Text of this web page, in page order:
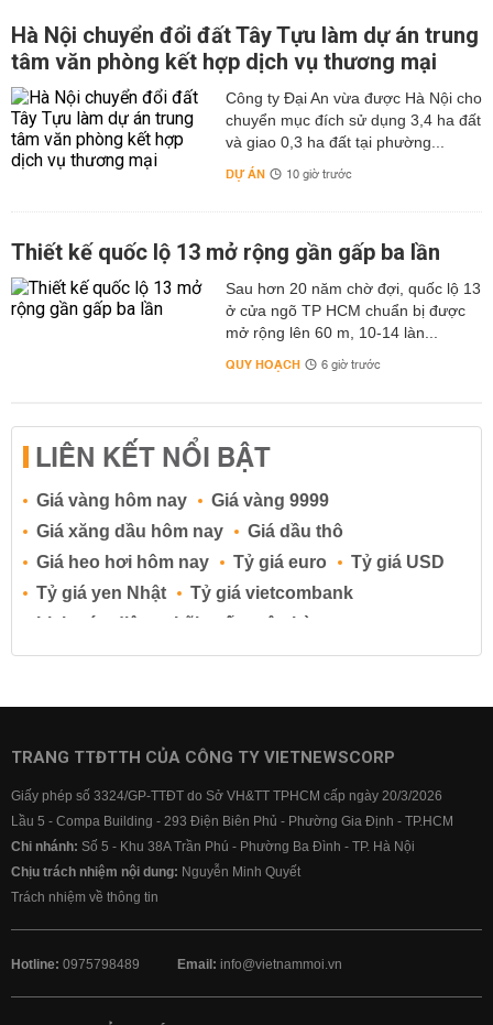
Hà Nội chuyển đổi đất Tây Tựu làm dự án trung
tâm văn phòng kết hợp dịch vụ thương mại
Công ty Đại An vừa được Hà Nội cho
chuyển mục đích sử dụng 3,4 ha đất
và giao 0,3 ha đất tại phường...
DỰ ÁN 10 giờ trước
Thiết kế quốc lộ 13 mở rộng gần gấp ba lần
Sau hơn 20 năm chờ đợi, quốc lộ 13
ở cửa ngõ TP HCM chuẩn bị được
mở rộng lên 60 m, 10-14 làn...
QUY HOẠCH 6 giờ trước
LIÊN KẾT NỔI BẬT
Giá vàng hôm nay
Giá vàng 9999
Giá xăng dầu hôm nay
Giá dầu thô
Giá heo hơi hôm nay
Tỷ giá euro
Tỷ giá USD
Tỷ giá yen Nhật
Tỷ giá vietcombank
Lịch cúp điện
Lãi suất ngân hàng
Lãi suất tiết kiệm
Lãi suất tiền gửi
Lãi suất ngân hàng BIDV
Lãi suất ngân hàng Vietcombank
TRANG TTĐTTH CỦA CÔNG TY VIETNEWSCORP
Giấy phép số 3324/GP-TTĐT do Sở VH&TT TPHCM cấp ngày 20/3/2026
Lầu 5 - Compa Building - 293 Điện Biên Phủ - Phường Gia Định - TP.HCM
Chi nhánh: Số 5 - Khu 38A Trần Phú - Phường Ba Đình - TP. Hà Nội
Chịu trách nhiệm nội dung: Nguyễn Minh Quyết
Trách nhiệm về thông tin
Hotline: 0975798489 Email: info@vietnammoi.vn